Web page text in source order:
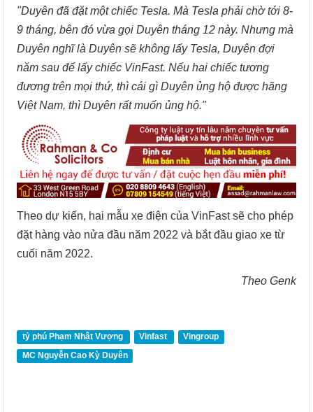
"Duyên đã đặt một chiếc Tesla. Mà Tesla phải chờ tới 8-
9 tháng, bên đó vừa gọi Duyên tháng 12 này. Nhưng mà
Duyên nghĩ là Duyên sẽ không lấy Tesla, Duyên đợi
năm sau để lấy chiếc VinFast.Nếu hai chiếc tương
đương trên mọi thứ, thì cái gì Duyên ủng hộ được hãng
Việt Nam, thì Duyên rất muốn ủng hộ."
Theo dự kiến, hai mẫu xe điện của VinFast sẽ cho phép
đặt hàng vào nửa đầu năm 2022 và bắt đầu giao xe từ
cuối năm 2022.
Theo Genk
tỷ phú Phạm Nhật Vượng Vinfast
Vingroup
MC Nguyễn Cao Kỳ Duyên